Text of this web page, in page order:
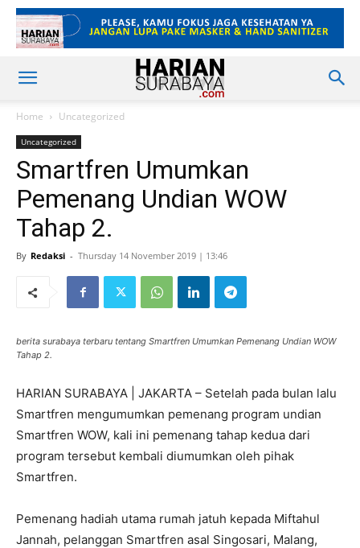
Home Uncategorized
Uncategorized
Smartfren Umumkan
Pemenang Undian WOW
Tahap 2.
By Redaksi - Thursday 14 November 2019 | 13:46
berita surabaya terbaru tentang Smartfren Umumkan Pemenang Undian WOW
Tahap 2.
HARIAN SURABAYA | JAKARTA – Setelah pada bulan lalu
Smartfren mengumumkan pemenang program undian
Smartfren WOW, kali ini pemenang tahap kedua dari
program tersebut kembali diumumkan oleh pihak
Smartfren.
Pemenang hadiah utama rumah jatuh kepada Miftahul
Jannah, pelanggan Smartfren asal Singosari, Malang,